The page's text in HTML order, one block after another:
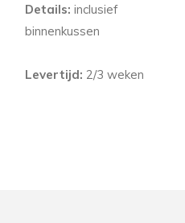
Details: inclusief
binnenkussen
Levertijd: 2/3 weken